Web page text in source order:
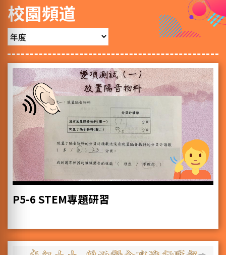
校園頻道
P5-6 STEM專題研習